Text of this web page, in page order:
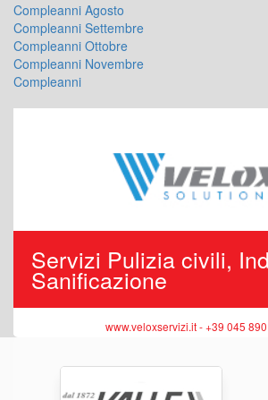
Compleanni Agosto
Compleanni Settembre
Compleanni Ottobre
Compleanni Novembre
Compleanni
Servizi Pulizia civili,
Sanificazione
www.veloxservizi.it - +39 045